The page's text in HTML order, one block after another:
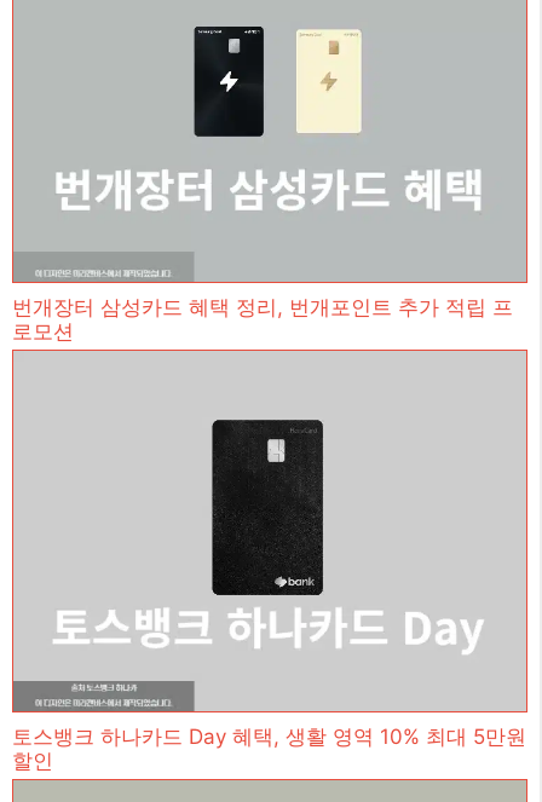
번개장터 삼성카드 혜택 정리, 번개포인트 추가 적립 프
로모션
토스뱅크 하나카드 Day 혜택, 생활 영역 10% 최대 5만원
할인